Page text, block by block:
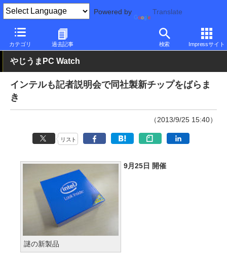
Powered by Translate
カテゴリ 過去記事 検索 Impressサイト
PC Watch 市場 動向
やじうまPC Watch
インテルも記者説明会で同社製新チップをばらま
き
（2013/9/25 15:40）
リスト
謎の新製品
9月25日 開催